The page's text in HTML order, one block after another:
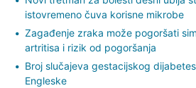
istovremeno čuva korisne mikrobe
Zagađenje zraka može pogoršati
artritisa i rizik od pogoršanja
Broj slučajeva gestacijskog
Engleske